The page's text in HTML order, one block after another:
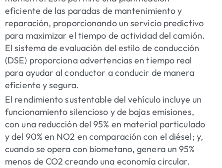
eficiente de las paradas de mantenimiento y
reparación, proporcionando un servicio predictivo
para maximizar el tiempo de actividad del camión.
El sistema de evaluación del estilo de conducción
(DSE) proporciona advertencias en tiempo real
para ayudar al conductor a conducir de manera
eficiente y segura.
El rendimiento sustentable del vehículo incluye un
funcionamiento silencioso y de bajas emisiones,
con una reducción del 95% en material particulado
y del 90% en NO2 en comparación con el diésel; y,
cuando se opera con biometano, genera un 95%
menos de CO2 creando una economía circular.